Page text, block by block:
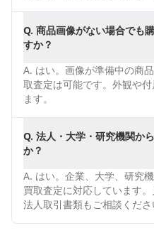
Q. 商品画像がない場合でも
すか？
A. はい。画像が準備中の商
取査定は可能です。外観や
ます。
Q. 法人・大学・研究機関か
か？
A. はい。企業、大学、研究
買取査定に対応しています
法人取引書類もご相談くださ